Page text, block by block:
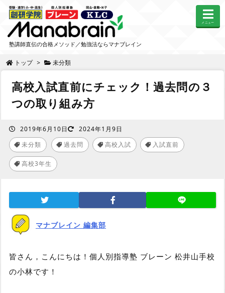
塾講師直伝の合格メソッド／勉強法ならマナブレイン
メニュー
トップ > 未分類
高校入試直前にチェック！過去問の３
つの取り組み方
2019年6月10日
2024年1月9日
未分類
過去問 高校入試 入試直前
高校3年生
マナブレイン 編集部
皆さん，こんにちは！個人別指導塾 ブレーン 松井山手校
の小林です！